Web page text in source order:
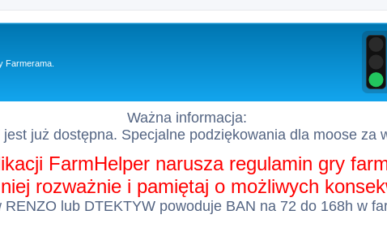
Farmerama.
Ważna informacja:
już dostępna. Specjalne podziękowania dla moose za
FarmHelper narusza regulamin gry
rozważnie i pamiętaj o możliwych
RENZO lub DTEKTYW powoduje BAN na 72 do 168h w